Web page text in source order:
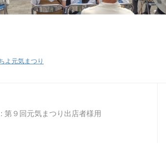
よ元気まつり
第９回元気まつり出店者様用